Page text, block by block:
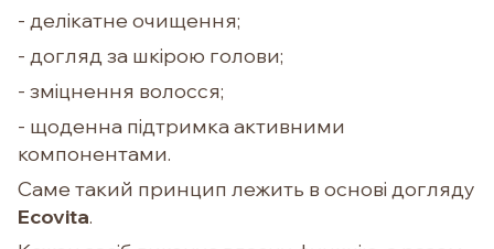
- делікатне очищення;
- догляд за шкірою голови;
- зміцнення волосся;
- щоденна підтримка активними
компонентами.
Саме такий принцип лежить в основі догляду
Ecovita.